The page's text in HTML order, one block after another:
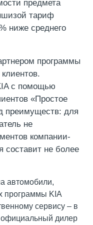
предмета
тариф
ниже среднего
программы
с помощью
«Простое
преимуществ: для
не
компании-
составит не более
автомобили,
программы KIA
сервису – в
официальный дилер